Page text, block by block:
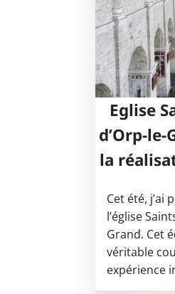
Eglise
d’Orp-
la
Cet été, j’ai
l’église
Grand. Cet
véritable
expérience